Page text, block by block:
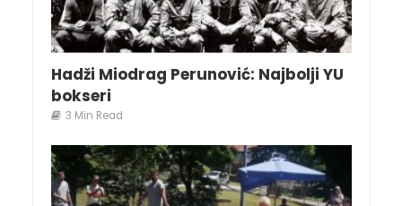
Hadži Miodrag Perunović: Najbolji YU
bokseri
3 Min Read